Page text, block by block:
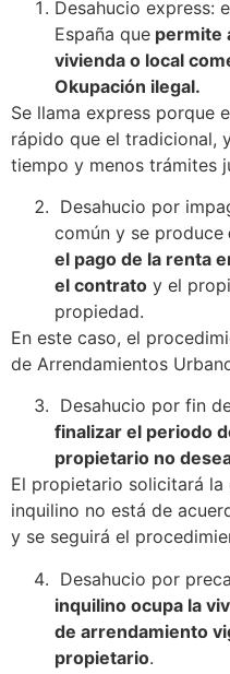
Desahucio express:
España que permite
vivienda o local
Okupación ilegal.
Se llama express porque
rápido que el tradicional,
tiempo y menos trámites
Desahucio por
común y se produce
el pago de la renta
el contrato y el
propiedad.
En este caso, el
de Arrendamientos
Desahucio por fin
finalizar el periodo
propietario no
El propietario solicitará la
inquilino no está de
y se seguirá el
Desahucio por
inquilino ocupa la
de arrendamiento
propietario.